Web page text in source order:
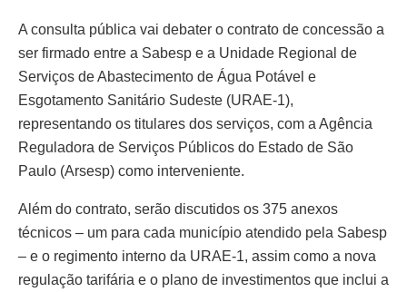
A consulta pública vai debater o contrato de concessão a
ser firmado entre a Sabesp e a Unidade Regional de
Serviços de Abastecimento de Água Potável e
Esgotamento Sanitário Sudeste (URAE-1),
representando os titulares dos serviços, com a Agência
Reguladora de Serviços Públicos do Estado de São
Paulo (Arsesp) como interveniente.
Além do contrato, serão discutidos os 375 anexos
técnicos – um para cada município atendido pela Sabesp
– e o regimento interno da URAE-1, assim como a nova
regulação tarifária e o plano de investimentos que inclui a